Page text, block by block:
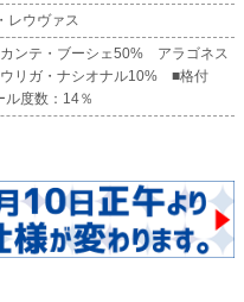
レウヴァス
ンテ・ブーシェ50% アラゴネス
リガ・ナシオナル10% ■格付
度数：14％